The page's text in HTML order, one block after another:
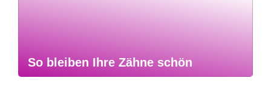
So bleiben Ihre Zähne schön